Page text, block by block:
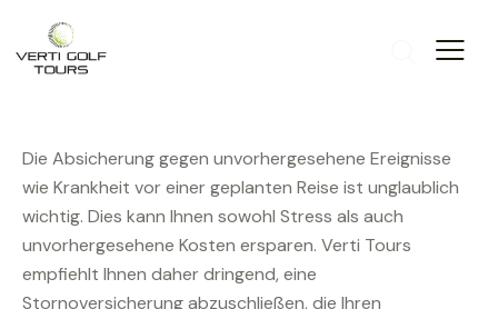
Die Absicherung gegen unvorhergesehene Ereignisse
wie Krankheit vor einer geplanten Reise ist unglaublich
wichtig. Dies kann Ihnen sowohl Stress als auch
unvorhergesehene Kosten ersparen. Verti Tours
empfiehlt Ihnen daher dringend, eine
Stornoversicherung abzuschließen, die Ihren